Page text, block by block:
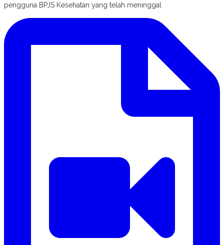
pengguna BPJS Kesehatan yang telah meninggal